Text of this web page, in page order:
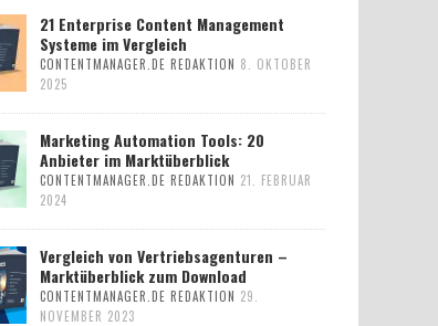
21 Enterprise Content Management
Systeme im Vergleich
CONTENTMANAGER.DE REDAKTION 8. OKTOBER
2025
Marketing Automation Tools: 20
Anbieter im Marktüberblick
CONTENTMANAGER.DE REDAKTION 21. FEBRUAR
2024
Vergleich von Vertriebsagenturen –
Marktüberblick zum Download
CONTENTMANAGER.DE REDAKTION 29.
NOVEMBER 2023